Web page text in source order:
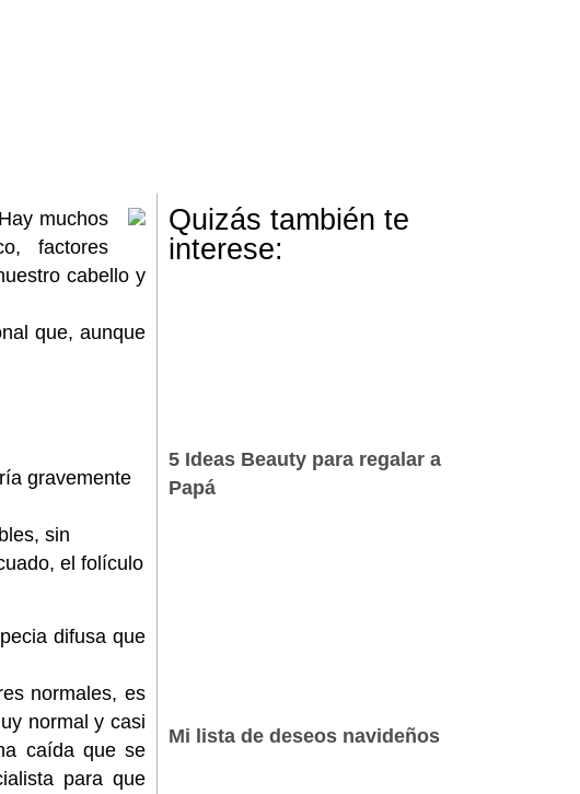
muchos
factores
cabello y
que, aunque
gravemente
sin
el folículo
difusa que
normales, es
normal y casi
caída que se
para que
Quizás también te
interese:
5 Ideas Beauty para regalar a
Papá
Mi lista de deseos navideños